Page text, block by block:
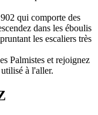
qui comporte des
dans les éboulis
les escaliers très
Palmistes et rejoignez
à l'aller.